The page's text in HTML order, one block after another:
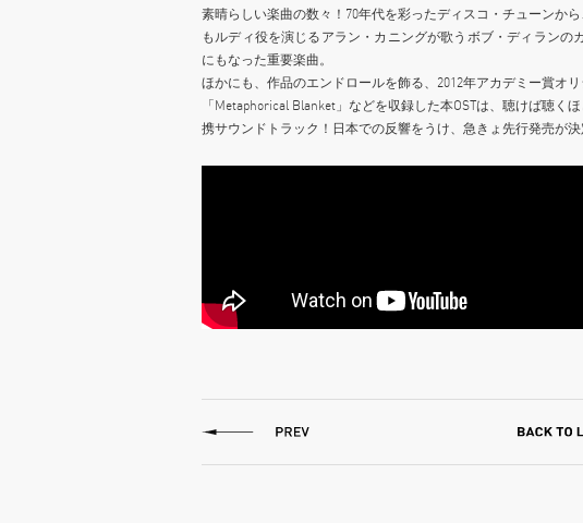
素晴らしい楽曲の数々！70年代を彩ったディスコ・チューンか
もルディ役を演じるアラン・カニングが歌うボブ・ディランの
にもなった重要楽曲。
ほかにも、作品のエンドロールを飾る、2012年アカデミー賞オ
「Metaphorical Blanket」などを収録した本OSTは、聴けば聴
携サウンドトラック！日本での反響をうけ、急きょ先行発売が決